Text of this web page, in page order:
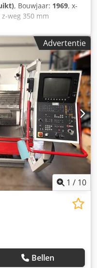
, Bouwjaar: 1969, x-
weg 350 mm
ISA 40 tafeloppervlak
stuks toerental 32,0 -
- 750 mm/min
4,0 kW Dkjdpfx
kg afmetingen l-b-h
uit een
Uitrusting: -
freesmachine - met
- verticale
360° worden
met 18 T-gleuven -
- traploze
-
originele
Advertentie
1 / 10
Bellen